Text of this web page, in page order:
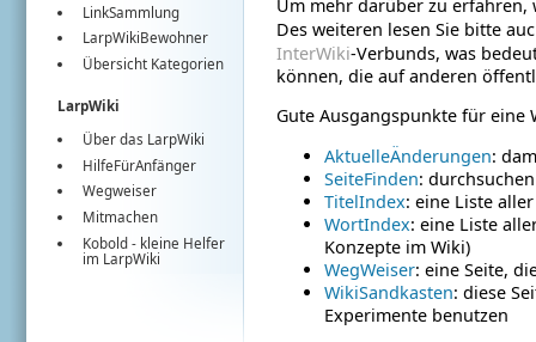
LinkSammlung
LarpWikiBewohner
Übersicht Kategorien
LarpWiki
Über das LarpWiki
HilfeFürAnfänger
Wegweiser
Mitmachen
Kobold - kleine Helfer
im LarpWiki
Um mehr darüber zu erfahren,
Des weiteren lesen Sie bitte
InterWiki-Verbunds, was
können, die auf anderen
Gute Ausgangspunkte für eine
AktuelleÄnderungen:
SeiteFinden:
TitelIndex: eine Liste
WortIndex: eine Liste
Konzepte im Wiki)
WegWeiser: eine Seite,
WikiSandkasten: diese
Experimente benutzen